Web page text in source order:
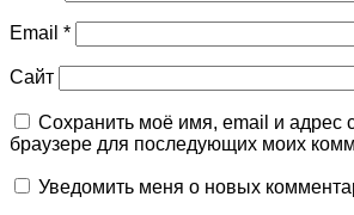
Email *
Сайт
Сохранить моё имя, email и адрес
браузере для последующих моих
Уведомить меня о новых